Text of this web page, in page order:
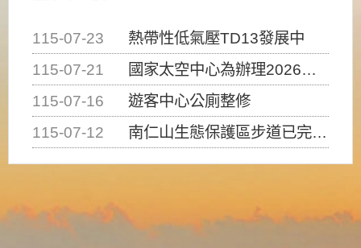
115-07-23
熱帶性低氣壓TD13發展中
115-07-21
國家太空中心為辦理2026台灣盃火箭競賽，陸、海、空域警戒及協調相關事宜，因颱風備案事宜
115-07-16
遊客中心公廁整修
115-07-12
南仁山生態保護區步道已完成修復，自115年7月13日（星期一）起恢復開放入園，歡迎民眾依規定申請入園....